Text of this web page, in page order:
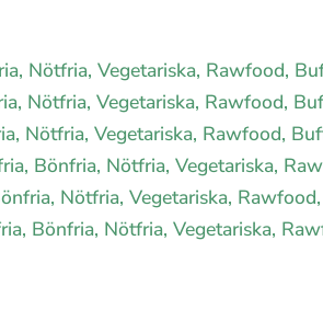
Nötfria, Vegetariska, Rawfood,
Nötfria, Vegetariska, Rawfood,
Nötfria, Vegetariska, Rawfood,
Bönfria, Nötfria, Vegetariska,
Nötfria, Vegetariska,
Bönfria, Nötfria, Vegetariska,